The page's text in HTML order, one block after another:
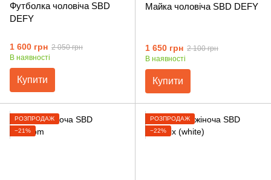
Футболка чоловіча SBD
DEFY
1 600 грн 2 050 грн
В наявності
Купити
Майка чоловіча SBD DEFY
1 650 грн 2 100 грн
В наявності
Купити
РОЗПРОДАЖ
−21%
РОЗПРОДАЖ
−22%